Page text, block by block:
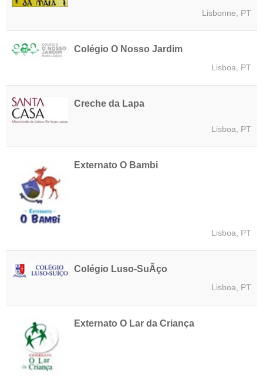
Lisbonne, PT
Colégio O Nosso Jardim
Lisboa, PT
Creche da Lapa
Lisboa, PT
Externato O Bambi
Lisboa, PT
Colégio Luso-SuÃ­ço
Lisboa, PT
Externato O Lar da Criança